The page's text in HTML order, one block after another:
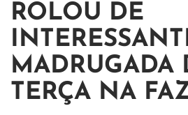
ROLOU DE
MADRUGADA
TERÇA NA